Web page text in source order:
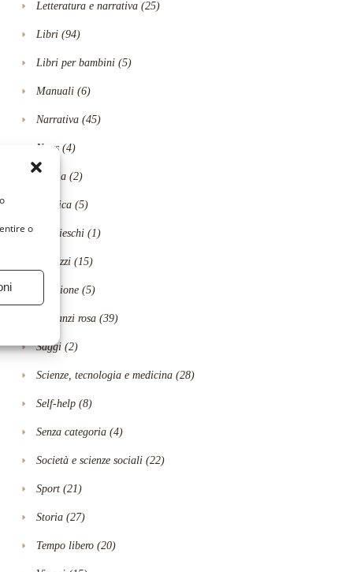
o
Letteratura e narrativa (25)
Libri (94)
Libri per bambini (5)
Manuali (6)
Narrativa (45)
News (4)
Poesia (2)
Politica (5)
Polizieschi (1)
Ragazzi (15)
Religione (5)
Romanzi rosa (39)
Saggi (2)
Scienze, tecnologia e medicina (28)
Self-help (8)
Senza categoria (4)
Società e scienze sociali (22)
Sport (21)
Storia (27)
Tempo libero (20)